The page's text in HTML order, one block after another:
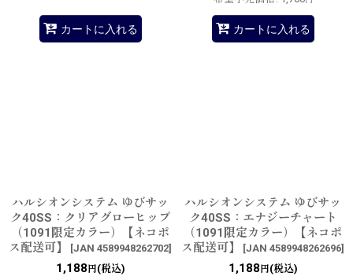
カートに入れる カートに入れる
ハルシオンシステム ゆびサッ
ク40SS：クリアグローヒップ
（1091限定カラー）【ネコポ
ス配送可】
[JAN 4589948262702]
1,188 円(税込)
ハルシオンシステム ゆびサッ
ク40SS：エナジーチャート
（1091限定カラー）【ネコポ
ス配送可】
[JAN 4589948262696]
1,188 円(税込)